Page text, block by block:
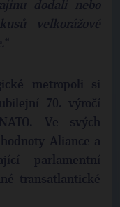
dodali nebo
velkorážové
“
metropoli si
70. výročí
Ve svých
Aliance a
parlamentní
transatlantické